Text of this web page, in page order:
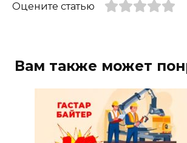
Оцените статью
Вам также может